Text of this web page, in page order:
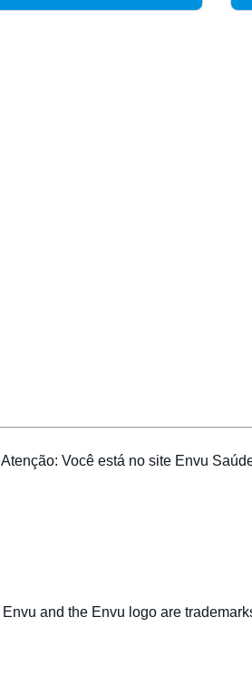
Atenção: Você está no site Envu
Envu and the Envu logo are